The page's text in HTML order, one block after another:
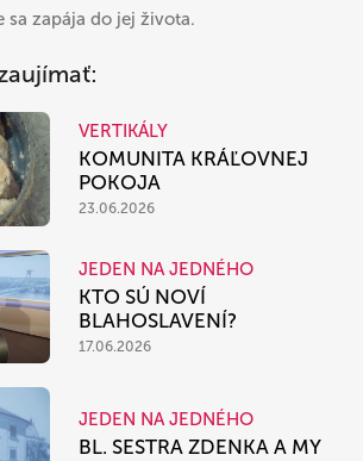
zapája do jej života.
VERTIKÁLY
KOMUNITA KRÁĽOVNEJ
POKOJA
23.06.2026
JEDEN NA JEDNÉHO
KTO SÚ NOVÍ
BLAHOSLAVENÍ?
17.06.2026
JEDEN NA JEDNÉHO
BL. SESTRA ZDENKA A MY